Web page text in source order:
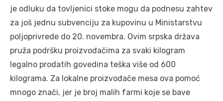
je odluku da tovljenici stoke mogu da podnesu zahtev
za još jednu subvenciju za kupovinu u Ministarstvu
poljoprivrede do 20. novembra. Ovim srpska država
pruža podršku proizvođačima za svaki kilogram
legalno prodatih govedina teška više od 600
kilograma. Za lokalne proizvođače mesa ova pomoć
mnogo znači, jer je broj malih farmi koje se bave